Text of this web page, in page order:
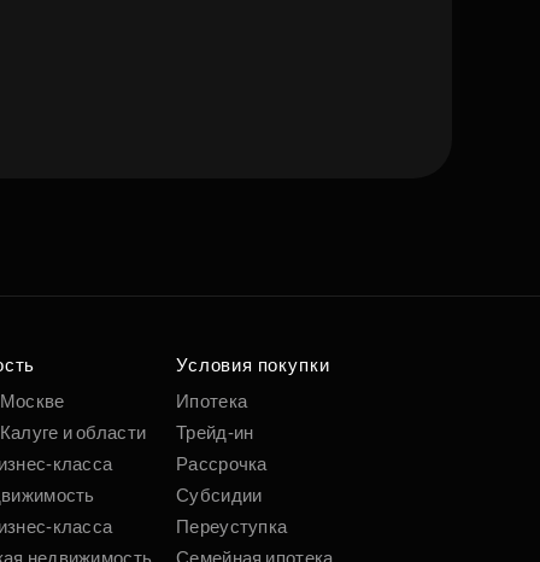
удобным
Подобрать
и области
класса
класса
недвижимость
Условия покупки
Ипотека
Трейд-ин
Рассрочка
Субсидии
Переуступка
Семейная ипотека